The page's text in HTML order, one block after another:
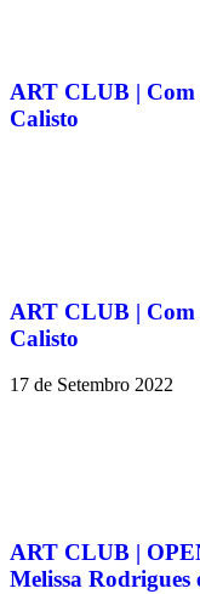
ART CLUB | Com
Calisto
ART CLUB |
Calisto
17 de Setembro 2022
ART CLUB |
Melissa Rodrigues